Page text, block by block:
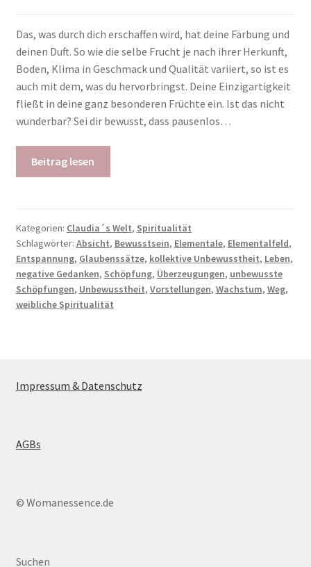
Das, was durch dich erschaffen wird, hat deine Färbung und
deinen Duft. So wie die selbe Frucht je nach ihrer Herkunft,
Boden, Klima in Geschmack und Qualität variiert, so ist es
auch mit dem, was du hervorbringst. Deine Einzigartigkeit
fließt in deine ganz besonderen Früchte ein. Ist das nicht
wunderbar? Sei dir bewusst, dass pausenlos…
Beitrag lesen
Kategorien: Claudia´s Welt, Spiritualität
Schlagwörter: Absicht, Bewusstsein, Elementale, Elementalfeld,
Entspannung, Glaubenssätze, kollektive Unbewusstheit, Leben,
negative Gedanken, Schöpfung, Überzeugungen, unbewusste
Schöpfungen, Unbewusstheit, Vorstellungen, Wachstum, Weg,
weibliche Spiritualität
Impressum & Datenschutz
AGBs
© Womanessence.de
Suchen